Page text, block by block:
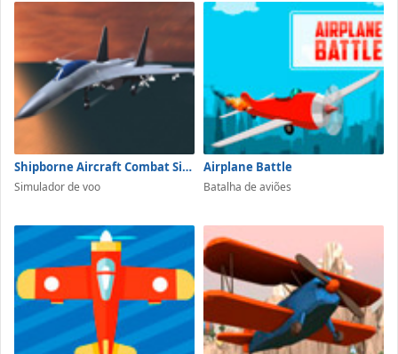
Shipborne Aircraft Combat Simulator
Simulador de voo
Airplane Battle
Batalha de aviões